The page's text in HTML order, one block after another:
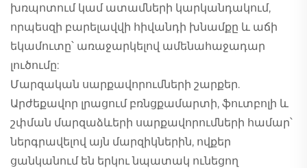
խռպոտում կամ ատամների կարկանդակում,
որպեսզի բարելավվի հիվանդի խնամքը և աճի
եկամուտը՝ առաջարկելով ամենահաջադար
լուծումը:
Մարզական սարքավորումների շարքեր.
Արժեքավոր լրացում բռնցքամարտի, ֆուտբոլի և
շփման մարզաձևերի սարքավորումների համար՝
ներգրավելով այն մարզիկներին, ովքեր
ցանկանում են երկու նպատակ ունեցող